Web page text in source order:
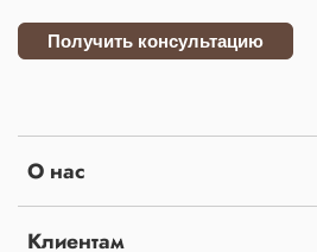
О нас
Клиентам
Получить консультацию